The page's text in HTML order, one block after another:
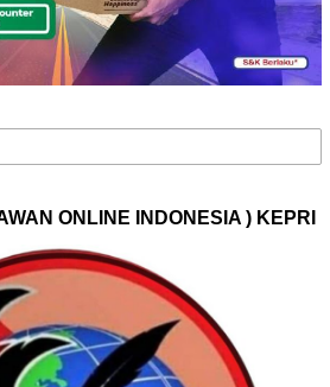
ONLINE INDONESIA ) KEPRI